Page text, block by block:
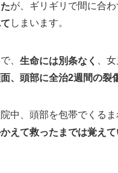
が、ギリギリで間に合
しまいます。
、 生命には別条なく 、
、頭部に全治2週間の裂
中、頭部を包帯でくるま
えて救ったまでは覚え